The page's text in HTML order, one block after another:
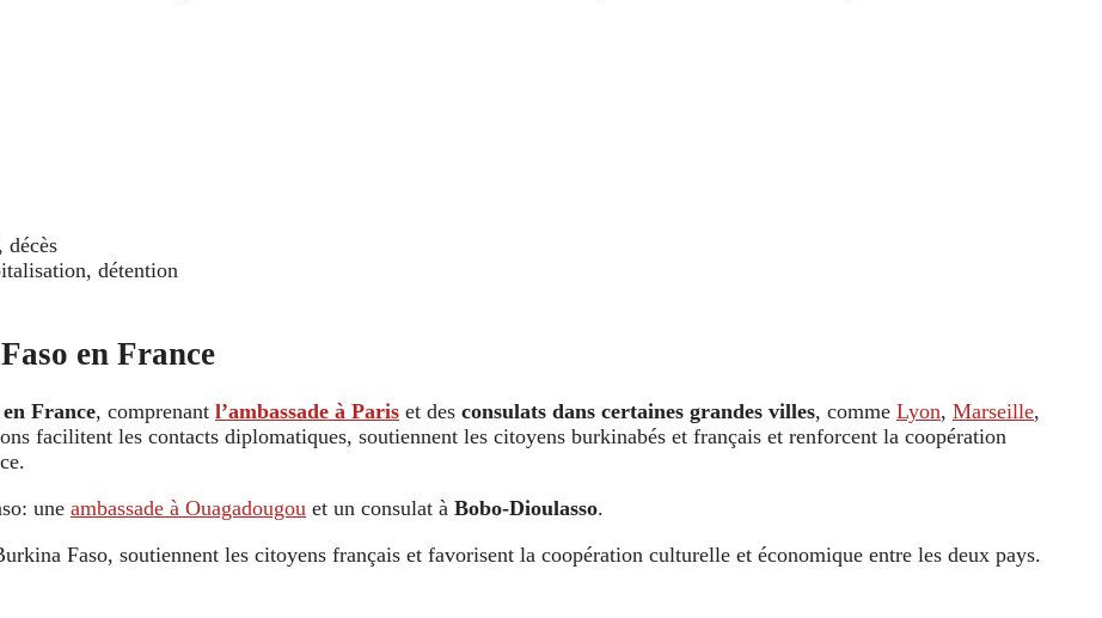
décès
détention
en France
France, comprenant l’ambassade à Paris et des consulats dans certaines grandes villes, comme Lyon, Marseille,
facilitent les contacts diplomatiques, soutiennent les citoyens burkinabés et français et renforcent la coopération
une ambassade à Ouagadougou et un consulat à Bobo-Dioulasso.
Faso, soutiennent les citoyens français et favorisent la coopération culturelle et économique entre les deux pays.